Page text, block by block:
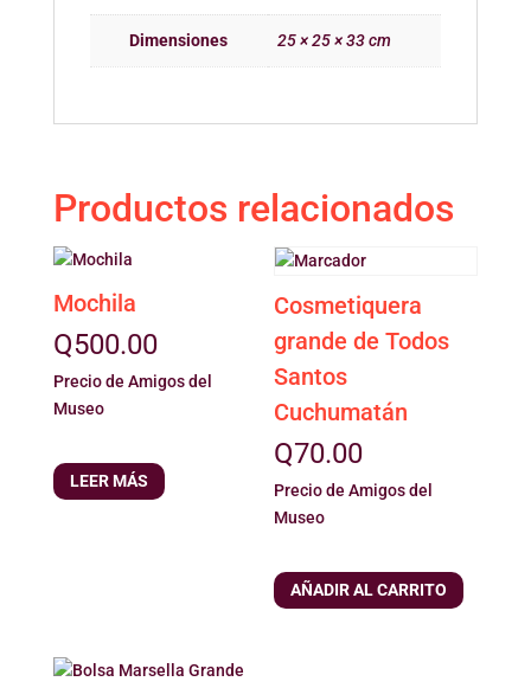
Dimensiones 25 × 25 × 33 cm
Productos relacionados
Mochila
Q500.00
Precio de Amigos del
Museo
LEER MÁS
Cosmetiquera
grande de Todos
Santos
Cuchumatán
Q70.00
Precio de Amigos del
Museo
AÑADIR AL CARRITO